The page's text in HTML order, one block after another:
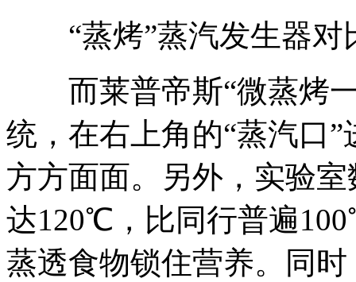
“蒸烤”蒸汽发生器对
而莱普帝斯“微蒸烤一
统，在右上角的“蒸汽口
方方面面。另外，实验
达120℃，比同行普遍
蒸透食物锁住营养。同